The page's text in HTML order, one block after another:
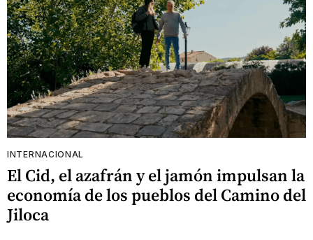
INTERNACIONAL
El Cid, el azafrán y el jamón impulsan la
economía de los pueblos del Camino del
Jiloca